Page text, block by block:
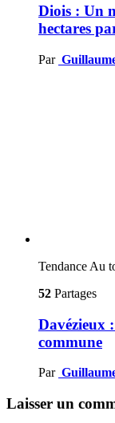
Diois : Un
hectares
Par
Tendance Au
52 Partages
Davézieux
commune
Par
Laisser un